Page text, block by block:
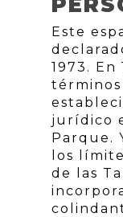
Este
1973.
términos
jurídico
Parque.
los
de las